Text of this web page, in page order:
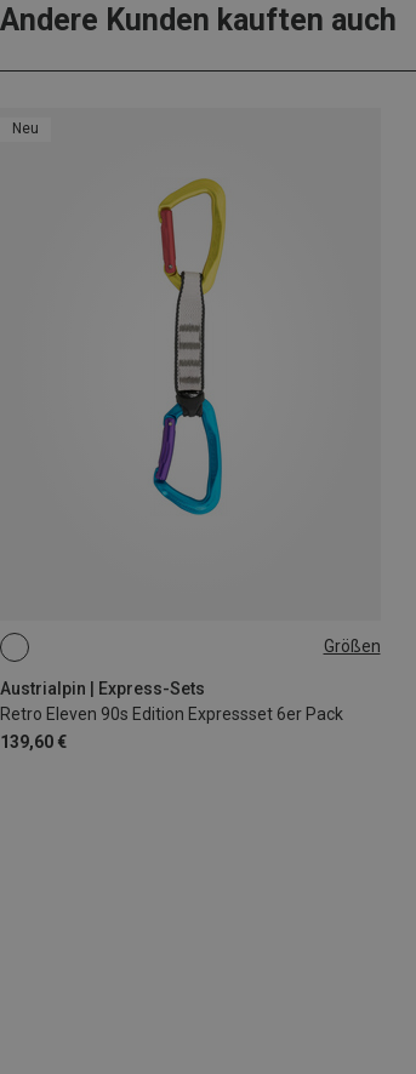
Andere Kunden kauften auch
Neu
Größen
Austrialpin | Express-Sets
Retro Eleven 90s Edition Expressset 6er Pack
139,60 €
12CM